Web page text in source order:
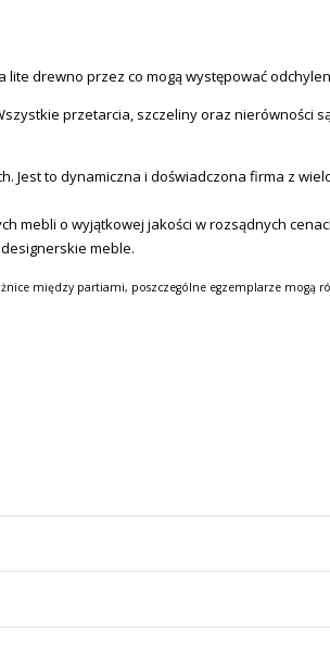
drewno przez co mogą występować
przetarcia, szczeliny oraz nierówności
Jest to dynamiczna i doświadczona firma z
mebli o wyjątkowej jakości w rozsądnych
meble.
między partiami, poszczególne egzemplarze mogą